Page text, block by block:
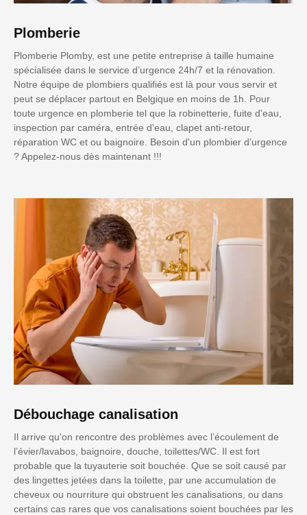
Plomberie
Plomberie Plomby, est une petite entreprise à taille humaine
spécialisée dans le service d’urgence 24h/7 et la rénovation.
Notre équipe de plombiers qualifiés est là pour vous servir et
peut se déplacer partout en Belgique en moins de 1h. Pour
toute urgence en plomberie tel que la robinetterie, fuite d'eau,
inspection par caméra, entrée d'eau, clapet anti-retour,
réparation WC et ou baignoire. Besoin d'un plombier d'urgence
? Appelez-nous dès maintenant !!!
Débouchage canalisation
Il arrive qu'on rencontre des problèmes avec l’écoulement de
l’évier/lavabos, baignoire, douche, toilettes/WC. Il est fort
probable que la tuyauterie soit bouchée. Que se soit causé par
des lingettes jetées dans la toilette, par une accumulation de
cheveux ou nourriture qui obstruent les canalisations, ou dans
certains cas rares que vos canalisations soient bouchées par les